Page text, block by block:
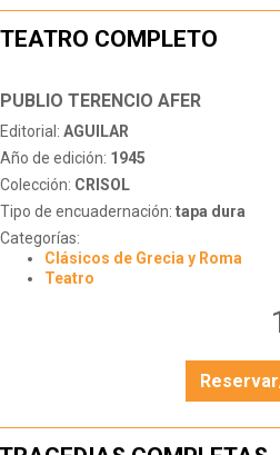
TEATRO COMPLETO
PUBLIO TERENCIO AFER
Editorial: AGUILAR
Año de edición: 1945
Colección: CRISOL
Tipo de encuadernación: tapa dura
Categorías:
Clásicos de Grecia y Roma
Teatro